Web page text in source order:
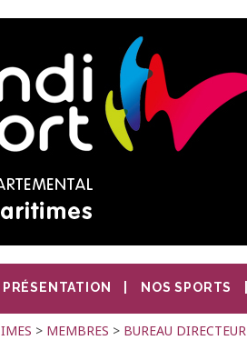
PRÉSENTATION NOS SPORTS
> MEMBRES > BUREAU DIRECTEUR